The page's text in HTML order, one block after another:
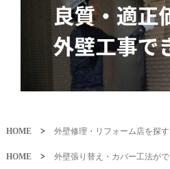
HOME > 外壁修理・リフォーム店を探す
HOME > 外壁張り替え・カバー工法が